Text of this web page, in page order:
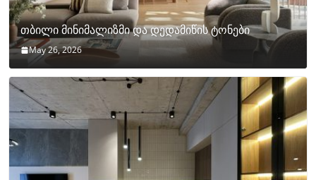
თბილი მინიმალიზმი და დედამიწის ტონები
May 26, 2026